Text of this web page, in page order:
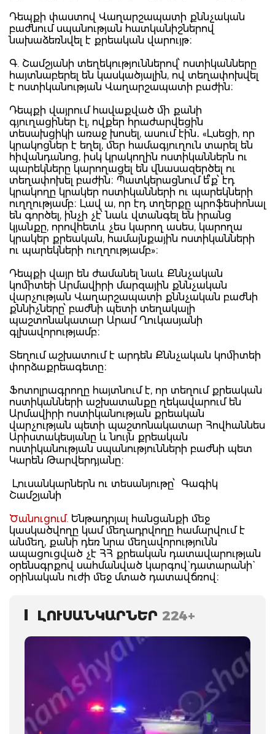
Դեպքի փաստով Վաղարշապատի քննչական
բաժնում սպանության հատկանիշներով
նախաձեռնվել է քրեական վարույթ։
Գ. Շամշյանի տեղեկություններով՝ ոստիկանները
հայտնաբերել են կասկածյալին, ով տեղափոխվել
է ոստիկանության Վաղարշապատի բաժին։
Դեպքի վայրում հավաքված մի քանի
գյուղացիներ էլ, ովքեր հրաժարվեցին
տեսախցիկի առաջ խոսել, ասում էին․ «Լսեցի, որ
կրակոցներ է եղել, մեր համագյուղուն տարել են
հիվանդանոց, իսկ կրակողին ոստիկաններն ու
պարեկները կարողացել են վնասազերծել ու
տեղափոխել բաժին։ Պատկերացնում ե՞ք՝ էդ
կրակողը կրակեր ոստիկանների ու պարեկների
ուղղությամբ։ Լավ ա, որ էդ տղերքը պրոֆեսիոնալ
են գործել, ինչի չէ՝ նաև վտանգել են իրանց
կյանքը, որովհետև չես կարող ասես, կարողա
կրակեր քրեական, համայնքային ոստիկանների
ու պարեկների ուղղությամբ»։
Դեպքի վայր են ժամանել նաև Քննչական
կոմիտեի Արմավիրի մարզային քննչական
վարչության Վաղարշապատի քննչական բաժնի
քննիչները՝ բաժնի պետի տեղակալի
պաշտոնակատար Արամ Ղուկասյանի
գլխավորությամբ։
Տեղում աշխատում է արդեն Քննչական կոմիտեի
փորձաքրեագետը։
Ֆոտոլրագրողը հայտնում է, որ տեղում քրեական
ոստիկանների աշխատանքը ղեկավարում են
Արմավիրի ոստիկանության քրեական
վարչության պետի պաշտոնակատար Հովհաննես
Արիստակեսյանը և նույն քրեական
ոստիկանության սպանությունների բաժնի պետ
Կարեն Թարվերդյանը։
Լուսանկարներն ու տեսանյութը՝ Գագիկ
Շամշյանի
Ծանուցում. Ենթադրյալ հանցանքի մեջ
կասկածվողը կամ մեղադրվողը համարվում է
անմեղ, քանի դեռ նրա մեղավորությունն
ապացուցված չէ ՀՀ քրեական դատավարության
օրենսգրքով սահմանված կարգով` դատարանի`
օրինական ուժի մեջ մտած դատավճռով։
ԼՈՒՍԱՆԿԱՐՆԵՐ 224+